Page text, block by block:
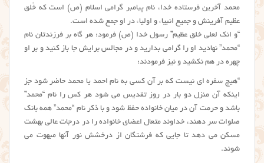
محمد آخرین فرستاده خدا، نام پیامبر گرامی اسلام (ص) است که خُلق
عظیم آفرینش و جمیع انبیاء و اولیاء در او جمع شده است.
“و انک لعلی خلق عظیم” رسول خدا (ص) فرمود: هر گاه بر فرزندتان نام
“محمد” نهادید او را گرامی بدارید و در مجالس برایش جا باز کنید و بر او
چهره در هم نکشید و نیز فرمودند:
“هیچ سفره ای نیست که بر آن کسی به نام احمد یا محمد حاضر شود جز
اینکه آن منزل دو بار در روز تقدیس می شود هر کس را نام “محمد”
باشد و حرمت آن در میان خانواده حفظ شود و با ذکر نام “محمد” همه بانک
صلوات سر دهند، خداوند متعال اعضای خانواده را در درجات عالی بهشت
مسکن می دهد تا جایی که فرشتگان از درخشش نور آنها مبهوت می
شوند.